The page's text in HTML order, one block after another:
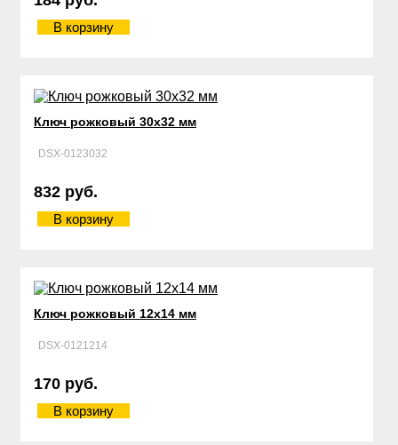
В корзину
Ключ рожковый 30х32 мм
DSX-0123032
832 руб.
В корзину
Ключ рожковый 12х14 мм
DSX-0121214
170 руб.
В корзину